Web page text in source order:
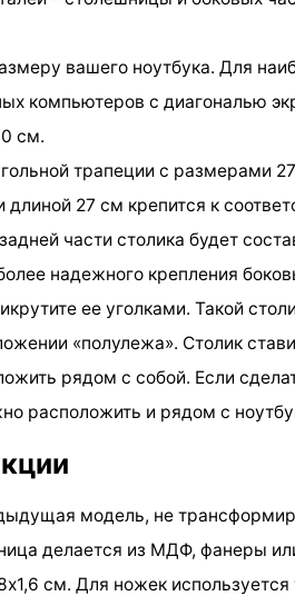
вашего ноутбука. Для
компьютеров с диагональю
см.
трапеции с размерами
27 см крепится к
части столика будет
надежного крепления
ее уголками. Такой
«полулежа». Столик
рядом с собой. Если
расположить и рядом с
модель, не
делается из МДФ, фанеры
см. Для ножек